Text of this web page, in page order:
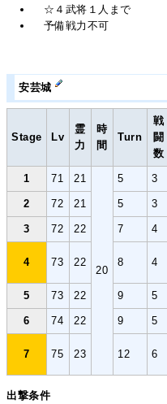
☆４武将１人まで
予備戦力不可
安芸城
Stage Lv
霊
力
時
間
Turn
戦
闘
数
1 71 21
20
5 3
2 72 21 5 3
3 72 22 7 4
4 73 22 8 4
5 73 22 9 5
6 74 22 9 5
7 75 23 12 6
出撃条件